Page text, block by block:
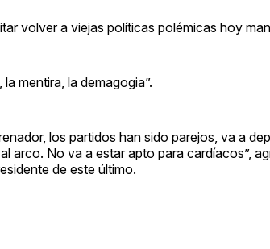
volver a viejas políticas polémicas hoy
mentira, la demagogia”.
los partidos han sido parejos, va a
arco. No va a estar apto para cardíacos”,
de este último.